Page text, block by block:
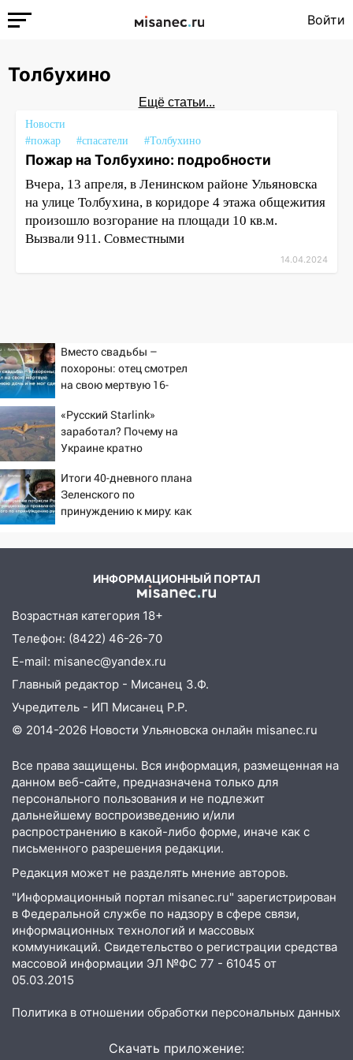
Войти
Толбухино
Ещё статьи...
Новости
#пожар
#спасатели #Толбухино
Пожар на Толбухино: подробности
Вчера, 13 апреля, в Ленинском районе Ульяновска
на улице Толбухина, в коридоре 4 этажа общежития
произошло возгорание на площади 10 кв.м.
Вызвали 911. Совместными
14.04.2024
Вместо свадьбы –
похороны: отец смотрел
на свою мертвую 16-
сдержать слезы
«Русский Starlink»
заработал? Почему на
Украине кратно
попаданий по объектам
ВСУ
Итоги 40-дневного плана
Зеленского по
принуждению к миру: как
ИНФОРМАЦИОННЫЙ ПОРТАЛ
Возрастная категория 18+
Телефон: (8422) 46-26-70
E-mail: misanec@yandex.ru
Главный редактор - Мисанец З.Ф.
Учредитель - ИП Мисанец Р.Р.
© 2014-2026 Новости Ульяновска онлайн misanec.ru
Все права защищены. Вся информация, размещенная на
данном веб-сайте, предназначена только для
персонального пользования и не подлежит
дальнейшему воспроизведению и/или
распространению в какой-либо форме, иначе как с
письменного разрешения редакции.
Редакция может не разделять мнение авторов.
"Информационный портал misanec.ru" зарегистрирован
в Федеральной службе по надзору в сфере связи,
информационных технологий и массовых
коммуникаций. Свидетельство о регистрации средства
массовой информации ЭЛ №ФС 77 - 61045 от
05.03.2015
Политика в отношении обработки персональных данных
Скачать приложение: